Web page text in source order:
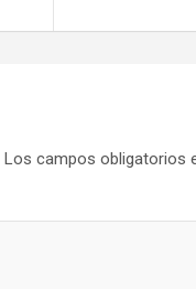
Los campos obligatorios